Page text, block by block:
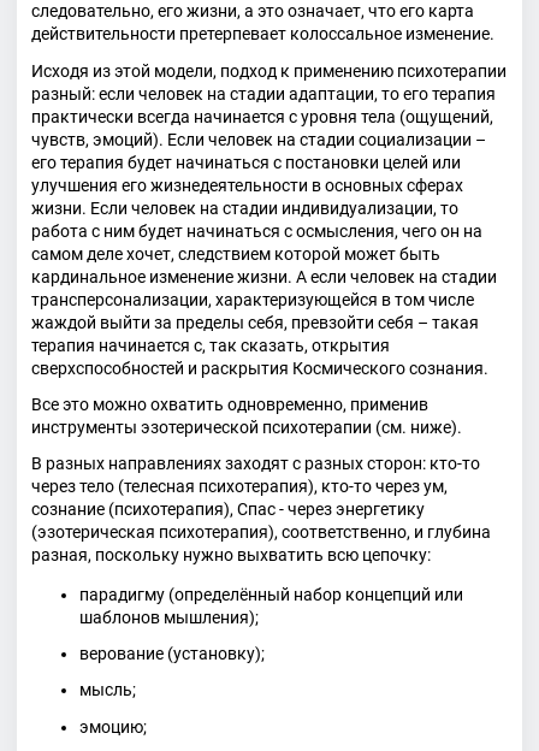
следовательно, его жизни, а это означает, что его карта
действительности претерпевает колоссальное изменение.
Исходя из этой модели, подход к применению психотерапии
разный: если человек на стадии адаптации, то его терапия
практически всегда начинается с уровня тела (ощущений,
чувств, эмоций). Если человек на стадии социализации –
его терапия будет начинаться с постановки целей или
улучшения его жизнедеятельности в основных сферах
жизни. Если человек на стадии индивидуализации, то
работа с ним будет начинаться с осмысления, чего он на
самом деле хочет, следствием которой может быть
кардинальное изменение жизни. А если человек на стадии
трансперсонализации, характеризующейся в том числе
жаждой выйти за пределы себя, превзойти себя – такая
терапия начинается с, так сказать, открытия
сверхспособностей и раскрытия Космического сознания.
Все это можно охватить одновременно, применив
инструменты эзотерической психотерапии (см. ниже).
В разных направлениях заходят с разных сторон: кто-то
через тело (телесная психотерапия), кто-то через ум,
сознание (психотерапия), Спас - через энергетику
(эзотерическая психотерапия), соответственно, и глубина
разная, поскольку нужно выхватить всю цепочку:
парадигму (определённый набор концепций или
шаблонов мышления);
верование (установку);
мысль;
эмоцию;